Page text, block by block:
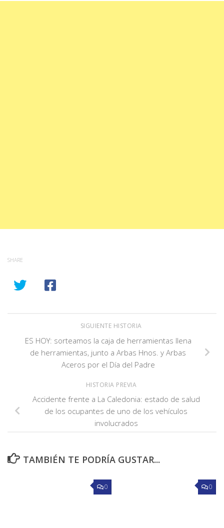
SHARE
SIGUIENTE HISTORIA
ES HOY: sorteamos la caja de herramientas llena
de herramientas, junto a Arbas Hnos. y Arbas
Aceros por el Día del Padre
HISTORIA PREVIA
Accidente frente a La Caledonia: estado de salud
de los ocupantes de uno de los vehículos
involucrados
TAMBIÉN TE PODRÍA GUSTAR...
0 0